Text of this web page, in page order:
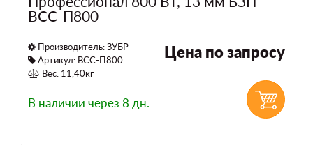
ВСС-П800
Производитель:ЗУБР
Артикул: ВСС-П800
Вес: 11,40кг
Цена по запросу
В наличии через 8 дн.